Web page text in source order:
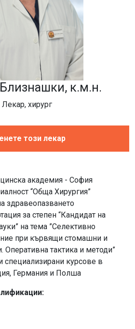
к.м.н.
Лекар, хирург
този лекар
академия - София
“Обща Хирургия”
здравеопазването
за степен “Кандидат на
на тема ”Селективно
при кървящи стомашни и
Оперативна тактика и методи”
специализирани курсове в
Германия и Полша